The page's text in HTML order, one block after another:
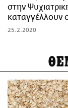
στην
καταγγέλλουν
25.2.2020